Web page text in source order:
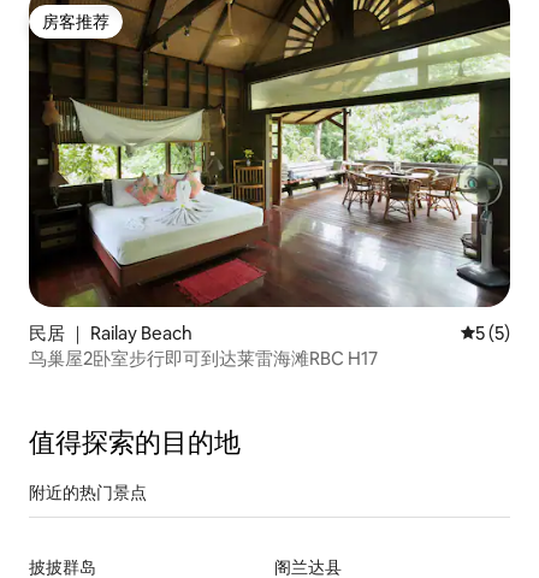
房客推荐
房客推荐
民居 ｜ Railay Beach 平均评分
5 (5)
鸟巢屋2卧室步行即可到达莱雷海滩RBC H17
值得探索的目的地
附近的热门景点
披披群岛 阁兰达县